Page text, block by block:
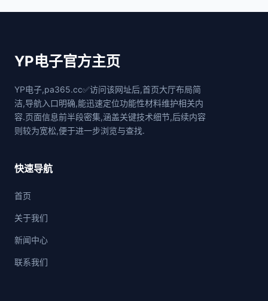
YP电子官方主页
YP电子,pa365.cc✅访问该网址后,首页大厅布局简
洁,导航入口明确,能迅速定位功能性材料维护相关内
容.页面信息前半段密集,涵盖关键技术细节,后续内容
则较为宽松,便于进一步浏览与查找.
快速导航
首页
关于我们
新闻中心
联系我们